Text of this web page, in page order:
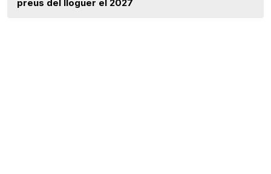
preus del lloguer el 2027